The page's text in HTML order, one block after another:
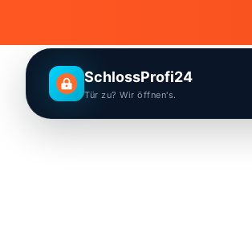
SchlossProfi24
Tür zu? Wir öffnen's.